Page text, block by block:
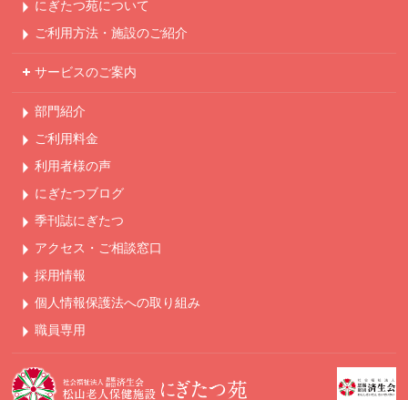
にぎたつ苑について
ご利用方法・ 施設のご紹介
サービスのご案内
部門紹介
ご利用料金
利用者様の声
にぎたつブログ
季刊誌にぎたつ
アクセス・ご相談窓口
採用情報
個人情報保護法への取り組み
職員専用